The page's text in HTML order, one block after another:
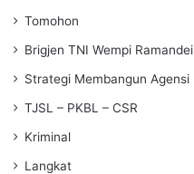
Tomohon
Brigjen TNI Wempi Ramandei
Strategi Membangun Agensi
TJSL – PKBL – CSR
Kriminal
Langkat